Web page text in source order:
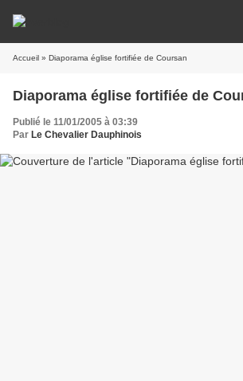
Accueil » Diaporama église fortifiée de Coursan
Diaporama église fortifiée de
Publié le 11/01/2005 à 03:39
Par Le Chevalier Dauphinois